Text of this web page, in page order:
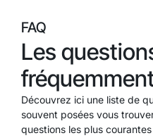
FAQ
Les
Découvrez ici une liste de
souvent posées vous
questions les plus